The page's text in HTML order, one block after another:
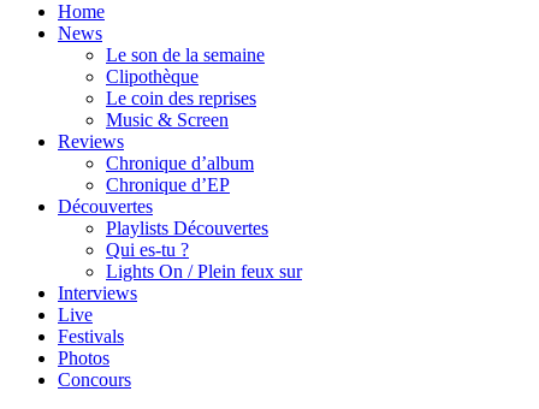
Home
News
Le son de la semaine
Clipothèque
Le coin des reprises
Music & Screen
Reviews
Chronique d’album
Chronique d’EP
Découvertes
Playlists Découvertes
Qui es-tu ?
Lights On / Plein feux sur
Interviews
Live
Festivals
Photos
Concours